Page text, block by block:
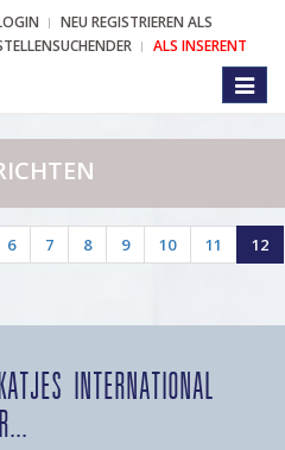
NEU REGISTRIEREN ALS
ALS INSERENT
6 7 8 9 10 11
12
INTERNATIONAL